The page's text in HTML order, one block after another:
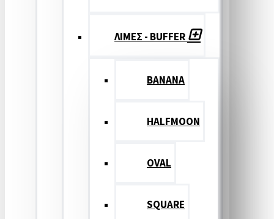
ΛΙΜΕΣ - BUFFER
BANANA
HALFMOON
OVAL
SQUARE